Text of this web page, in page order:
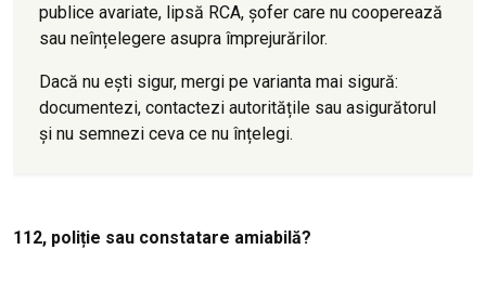
publice avariate, lipsă RCA, șofer care nu cooperează
sau neînțelegere asupra împrejurărilor.
Dacă nu ești sigur, mergi pe varianta mai sigură:
documentezi, contactezi autoritățile sau asigurătorul
și nu semnezi ceva ce nu înțelegi.
112, poliție sau constatare amiabilă?